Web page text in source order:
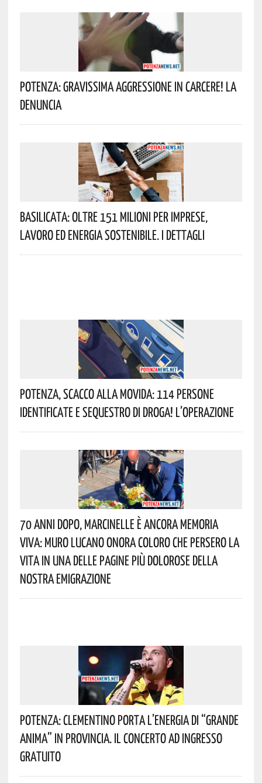
Potenza: Gravissima Aggressione In Carcere! La
Denuncia
Basilicata: Oltre 151 Milioni Per Imprese,
Lavoro Ed Energia Sostenibile. I Dettagli
Potenza, Scacco Alla Movida: 114 Persone
Identificate E Sequestro Di Droga! L’operazione
70 Anni Dopo, Marcinelle È Ancora Memoria
Viva: Muro Lucano Onora Coloro Che Persero La
Vita In Una Delle Pagine Più Dolorose Della
Nostra Emigrazione
Potenza: Clementino Porta L’energia Di “Grande
Anima” In Provincia. Il Concerto Ad Ingresso
Gratuito